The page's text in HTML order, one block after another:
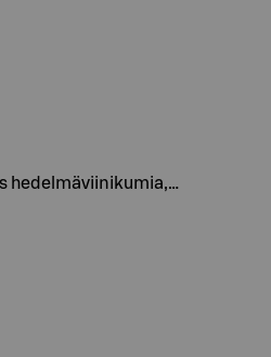
hedelmäviinikumia,…